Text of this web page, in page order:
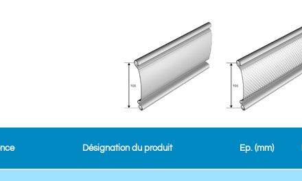
Désignation du produit Ep. (mm)